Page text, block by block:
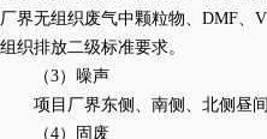
厂界无组织废气中颗粒物、 DMF、
组织排放二级标准要求。
（3）噪声
项目厂界东侧、南侧、北侧昼
（4）固废